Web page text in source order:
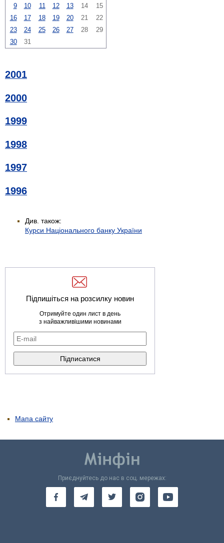
9 10 11 12 13 14
15
16
17 18 19 20 21
22
23
24 25 26 27 28
29
30
31
2001
2000
1999
1998
1997
1996
Див. також:
Курси Національного банку України
Підпишіться на розсилку новин
Отримуйте один лист в день
з найважливішими новинами
Мапа сайту
Приєднуйтесь до нас в соц. мережах: